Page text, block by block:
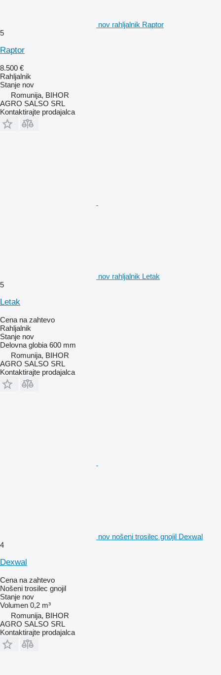
nov rahljalnik Raptor
5
Raptor
8.500 €
Rahljalnik
Stanje nov
Romunija, BIHOR
AGRO SALSO SRL
Kontaktirajte prodajalca
nov rahljalnik Letak
5
Letak
Cena na zahtevo
Rahljalnik
Stanje nov
Delovna globia 600 mm
Romunija, BIHOR
AGRO SALSO SRL
Kontaktirajte prodajalca
nov nošeni trosilec gnojil Dexwal
4
Dexwal
Cena na zahtevo
Nošeni trosilec gnojil
Stanje nov
Volumen 0,2 m³
Romunija, BIHOR
AGRO SALSO SRL
Kontaktirajte prodajalca